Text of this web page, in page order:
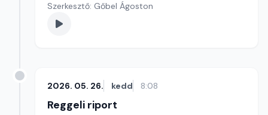
Szerkesztő: Gőbel Ágoston
2026. 05. 26. kedd 8:08
Reggeli riport